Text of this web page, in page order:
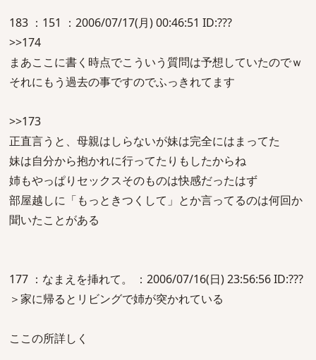
183 ：151 ：2006/07/17(月) 00:46:51 ID:???
>>174
まあここに書く時点でこういう質問は予想していたのでｗ
それにもう過去の事ですのでふっきれてます
>>173
正直言うと、母親はしらないが妹は完全にはまってた
妹は自分から抱かれに行ってたりもしたからね
姉もやっぱりセックスそのものは快感だったはず
部屋越しに「もっときつくして」とか言ってるのは何回か
聞いたことがある
177 ：なまえを挿れて。 ：2006/07/16(日) 23:56:56 ID:???
＞家に帰るとリビングで姉が突かれている
ここの所詳しく